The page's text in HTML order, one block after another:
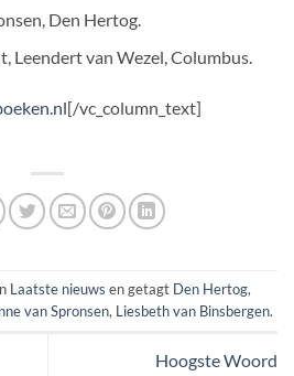
Den Hertog.
Leendert van Wezel, Columbus.
[/vc_column_text]
Laatste nieuws en getagt Den Hertog,
van Spronsen, Liesbeth van Binsbergen.
Hoogste Woord